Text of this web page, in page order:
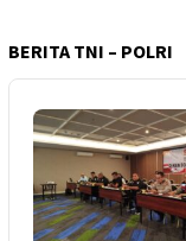
BERITA TNI – POLRI